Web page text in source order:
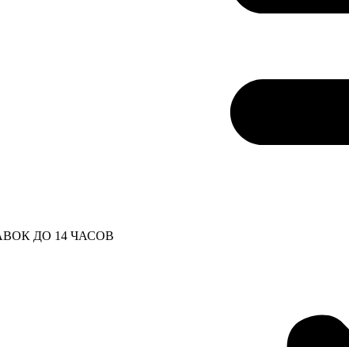
ДО 14 ЧАСОВ